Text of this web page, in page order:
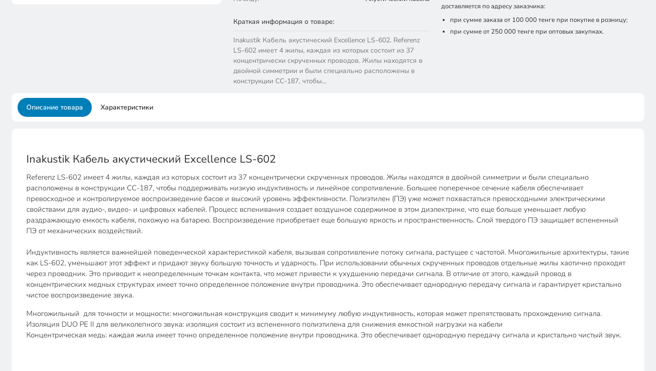
Краткая информация о товаре:
Inakustik Кабель акустический Excellence LS-602. Referenz
LS-602 имеет 4 жилы, каждая из которых состоит из 37
концентрически скрученных проводов. Жилы находятся в
двойной симметрии и были специально расположены в
конструкции CC-187, чтобы…
доставляется по адресу заказчика:
при сумме заказа от 100 000 тенге при покупке в розницу;
при сумме от 250 000 тенге при оптовых закупках.
Описание товара Характеристики
Inakustik Кабель акустический Excellence LS-602
Referenz LS-602 имеет 4 жилы, каждая из которых состоит из 37 концентрически скрученных проводов. Жилы находятся в двойной симметрии и были специально
расположены в конструкции CC-187, чтобы поддерживать низкую индуктивность и линейное сопротивление. Большее поперечное сечение кабеля обеспечивает
превосходное и контролируемое воспроизведение басов и высокий уровень эффективности. Полиэтилен (ПЭ) уже может похвастаться превосходными электрическими
свойствами для аудио-, видео- и цифровых кабелей. Процесс вспенивания создает воздушное содержимое в этом диэлектрике, что еще больше уменьшает любую
раздражающую емкость кабеля, похожую на батарею. Воспроизведение приобретает еще большую яркость и пространственность. Слой твердого ПЭ защищает вспененный
ПЭ от механических воздействий.
Индуктивность является важнейшей поведенческой характеристикой кабеля, вызывая сопротивление потоку сигнала, растущее с частотой. Многожильные архитектуры, такие
как LS-602, уменьшают этот эффект и придают звуку большую точность и ударность. При использовании обычных скрученных проводов отдельные жилы хаотично проходят
через проводник. Это приводит к неопределенным точкам контакта, что может привести к ухудшению передачи сигнала. В отличие от этого, каждый провод в
концентрических медных структурах имеет точно определенное положение внутри проводника. Это обеспечивает однородную передачу сигнала и гарантирует кристально
чистое воспроизведение звука.
Многожильный для точности и мощности: многожильная конструкция сводит к минимуму любую индуктивность, которая может препятствовать прохождению сигнала.
Изоляция DUO PE II для великолепного звука: изоляция состоит из вспененного полиэтилена для снижения емкостной нагрузки на кабели
Концентрическая медь: каждая жила имеет точно определенное положение внутри проводника. Это обеспечивает однородную передачу сигнала и кристально чистый звук.